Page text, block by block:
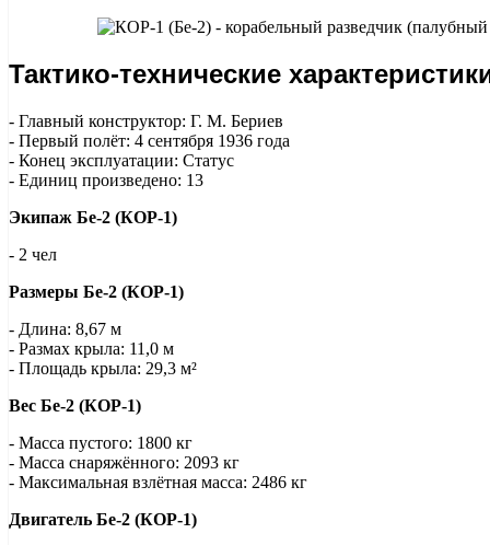
Тактико-технические
- Главный конструктор: Г. М. Бериев
- Первый полёт: 4 сентября 1936 года
- Конец эксплуатации: Статус
- Единиц произведено: 13
Экипаж Бе-2 (КОР-1)
- 2 чел
Размеры Бе-2 (КОР-1)
- Длина: 8,67 м
- Размах крыла: 11,0 м
- Площадь крыла: 29,3 м²
Вес Бе-2 (КОР-1)
- Масса пустого: 1800 кг
- Масса снаряжённого: 2093 кг
- Максимальная взлётная масса: 2486 кг
Двигатель Бе-2 (КОР-1)